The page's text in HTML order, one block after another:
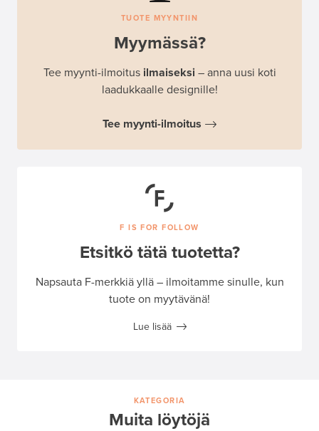
TUOTE MYYNTIIN
Myymässä?
Tee myynti-ilmoitus ilmaiseksi – anna uusi koti
laadukkaalle designille!
Tee myynti-ilmoitus
F IS FOR FOLLOW
Etsitkö tätä tuotetta?
Napsauta F-merkkiä yllä – ilmoitamme sinulle, kun
tuote on myytävänä!
Lue lisää
KATEGORIA
Muita löytöjä